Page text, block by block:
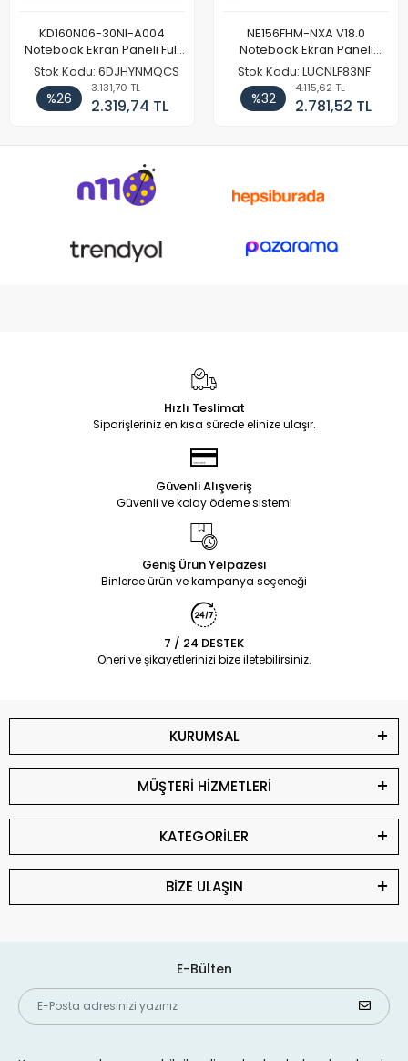
KD160N06-30NI-A004
Notebook Ekran Paneli Full
HD
Stok Kodu: 6DJHYNMQCS
%26
3.131,70 TL
2.319,74 TL
NE156FHM-NXA V18.0
Notebook Ekran Paneli
144Hz
Stok Kodu: LUCNLF83NF
%32
4.115,62 TL
2.781,52 TL
Hızlı Teslimat
Siparişleriniz en kısa sürede elinize ulaşır.
Güvenli Alışveriş
Güvenli ve kolay ödeme sistemi
Geniş Ürün Yelpazesi
Binlerce ürün ve kampanya seçeneği
7 / 24 DESTEK
Öneri ve şikayetlerinizi bize iletebilirsiniz.
KURUMSAL
MÜŞTERİ HİZMETLERİ
KATEGORİLER
BİZE ULAŞIN
E-Bülten